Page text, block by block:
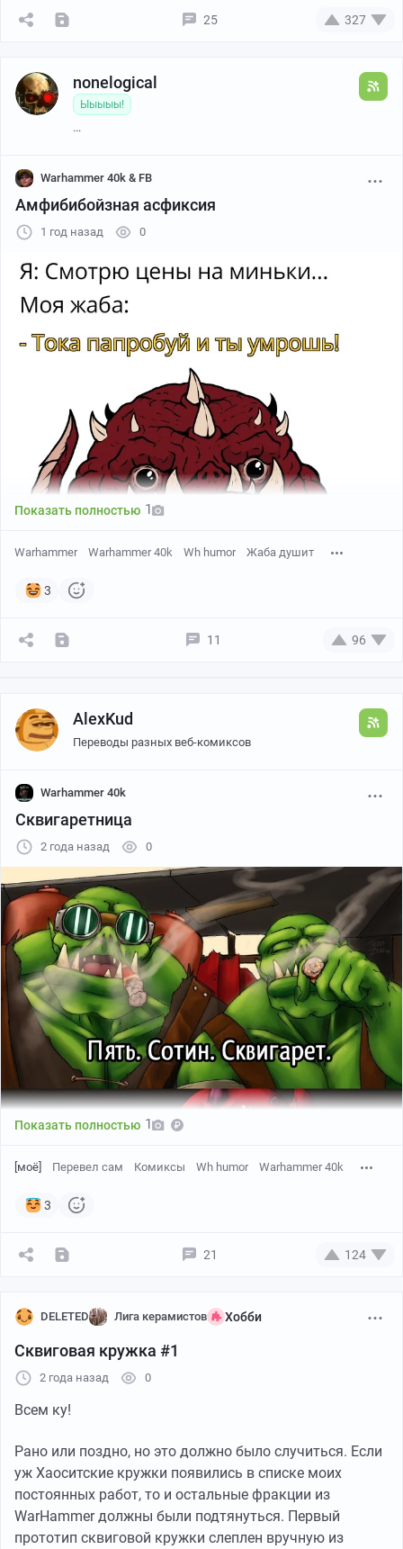
25 327
nonelogical
Ыыыыы!
...
Warhammer 40k & FB
Амфибибойзная асфиксия
1 год назад 0
Показать полностью 1
Warhammer Warhammer 40k Wh humor Жаба душит
3
11 96
AlexKud
Переводы разных веб-комиксов
Warhammer 40k
Сквигаретница
2 года назад 0
"Существует огромное разнообразие типов сквигов,
которых можно носить как живой парик, кататься на
гигантском сквиге и курить сквигареты."
Показать полностью 1
[моё] Перевел сам Комиксы Wh humor Warhammer 40k
3
21 124
DELETED Лига керамистов Хобби
Сквиговая кружка #1
2 года назад 0
Всем ку!
Рано или поздно, но это должно было случиться. Если
уж Хаоситские кружки появились в списке моих
постоянных работ, то и остальные фракции из
WarHammer должны были подтянуться. Первый
прототип сквиговой кружки слеплен вручную из